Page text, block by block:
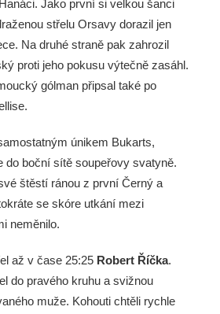
Jako první si velkou šanci
střelu Orsavy dorazil jen
Na druhé straně pak zahrozil
proti jeho pokusu výtečně zasáhl.
gólman připsal také po
únikem Bukarts,
do boční sítě soupeřovy svatyně.
štěstí ránou z první Černý a
se skóre utkání mezi
neměnilo.
až v čase 25:25 Robert Říčka.
do pravého kruhu a svižnou
muže. Kohouti chtěli rychle